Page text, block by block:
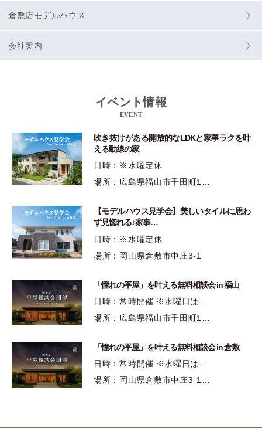
倉敷店モデルハウス
会社案内
イベント情報
EVENT
吹き抜けがある開放的なLDKと家事ラクを叶
える動線の家
日時：※水曜定休
場所：広島県福山市千田町1…
【モデルハウス見学会】美しいタイルに思わ
ず見惚れる♪家事…
日時：※水曜定休
場所：岡山県倉敷市中庄3-1
「憧れの平屋」を叶える無料相談会 in 福山
日時：常時開催 ※水曜日は…
場所：広島県福山市千田町1…
「憧れの平屋」を叶える無料相談会 in 倉敷
日時：常時開催 ※水曜日は…
場所：岡山県倉敷市中庄3-1…